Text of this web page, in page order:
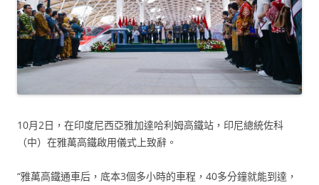
10月2日，在印度尼西亞雅加達哈利姆高鐵站，印尼總統佐科
（中）在雅萬高鐵啟用儀式上致辭。
“雅萬高鐵通車后，底本3個多小時的車程，40多分鐘就能到達，